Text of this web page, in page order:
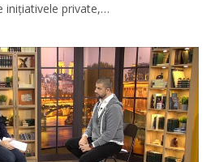
inițiativele private,…